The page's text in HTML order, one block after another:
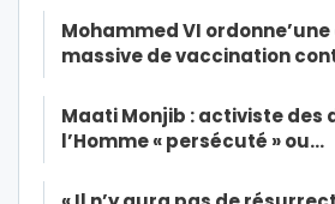
Mohammed VI
massive de vaccination
Maati Monjib : activiste des
l’Homme « persécuté » ou…